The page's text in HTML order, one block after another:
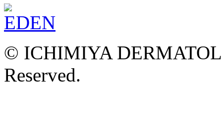
© ICHIMIYA
Reserved.